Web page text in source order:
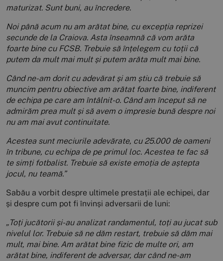
maturizat. Sunt buni, au încredere.
Noi până acum nu am arătat bine, cu excepția reprizei
secunde de la Craiova. Asta înseamnă că vom arăta
foarte bine cu FCSB. Trebuie să înțelegem cu toții că
putem da mult mai mult și putem arăta mult mai bine.
Când ne-am dorit cu adevărat și am știu că trebuie să
muncim pentru obiective am arătat foarte bine, indiferent
de echipa pe care am întâlnit-o. Când am început să ne
admirăm prea mult și să avem o impresie bună despre noi
nu am mai avut continuitate.
Acestea sunt meciurile adevărate, cu 25.000 de oameni
în tribune, cu echipa de pe primul loc. Acestea te fac să
te simți fotbalist. Trebuie să existe emoția de aștepta
jocul, nu teamă.”
Sabău a vorbit despre ultimele prestații ale echipei, dar
și despre cum pot fi învinși adversarii de luni:
„Toți jucătorii și-au analizat randamentul, toți au jucat sub
nivelul lor. Trebuie să ne dăm restart, trebuie să dăm mai
mult, mai bine. Am arătat bine fizic de multe ori, am
arătat bine, indiferent de adversar, dar când ne-am